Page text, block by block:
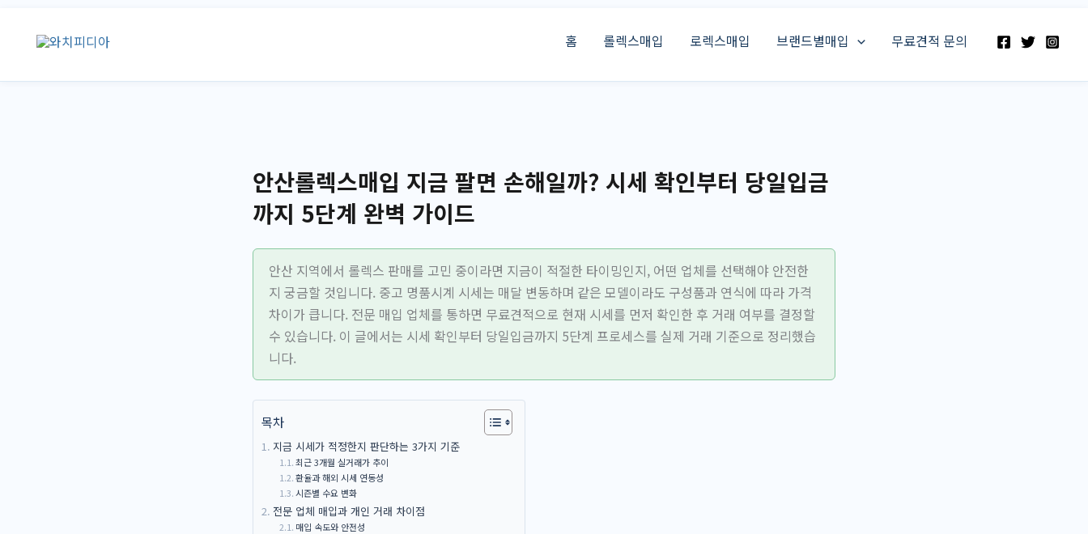
로
홈 롤렉스매입 로렉스매입 브랜드별매입 무료견적 문의
안산롤렉스매입 지금 팔면 손해일까? 시세 확인부터 당일입금
까지 5단계 완벽 가이드
안산 지역에서 롤렉스 판매를 고민 중이라면 지금이 적절한 타이밍인지, 어떤 업체를 선택해야 안전한
지 궁금할 것입니다. 중고 명품시계 시세는 매달 변동하며 같은 모델이라도 구성품과 연식에 따라 가격
차이가 큽니다. 전문 매입 업체를 통하면 무료견적으로 현재 시세를 먼저 확인한 후 거래 여부를 결정할
수 있습니다. 이 글에서는 시세 확인부터 당일입금까지 5단계 프로세스를 실제 거래 기준으로 정리했습
니다.
목차
지금 시세가 적정한지 판단하는 3가지 기준
최근 3개월 실거래가 추이
환율과 해외 시세 연동성
시즌별 수요 변화
전문 업체 매입과 개인 거래 차이점
매입 속도와 안전성